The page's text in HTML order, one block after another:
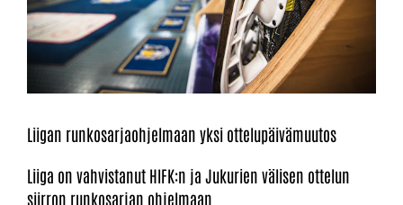
Liigan runkosarjaohjelmaan yksi ottelupäivämuutos
Liiga on vahvistanut HIFK:n ja Jukurien välisen ottelun
siirron runkosarjan ohjelmaan.